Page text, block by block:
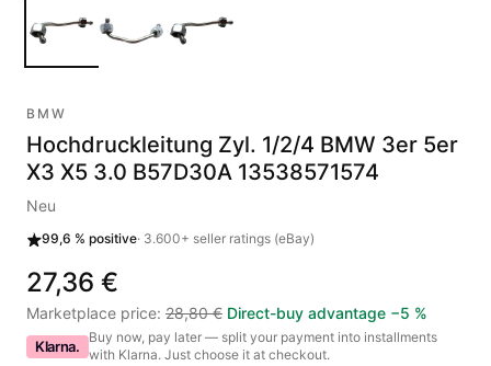
BMW
Hochdruckleitung Zyl. 1/2/4 BMW 3er 5er
X3 X5 3.0 B57D30A 13538571574
Neu
99,6 % positive· 3.600+ seller ratings (eBay)
27,36 €
Marketplace price: 28,80 € Direct-buy advantage −5 %
Klarna. Buy now, pay later — split your payment into installments
with Klarna. Just choose it at checkout.